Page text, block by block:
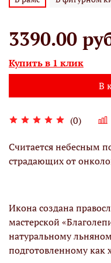
(0)
3390.00
Купить в 1 клик
В
Считается небесным
страдающих от
Икона создана
мастерской
натуральному
подготовленному как